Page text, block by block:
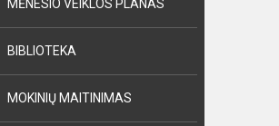
MĖNESIO VEIKLOS PLANAS
BIBLIOTEKA
MOKINIŲ MAITINIMAS